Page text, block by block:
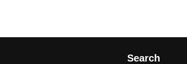
Search